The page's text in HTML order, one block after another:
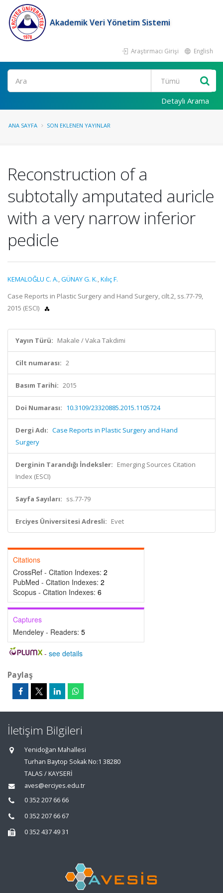
Akademik Veri Yönetim Sistemi
Araştırmacı Girişi English
Ara
Detaylı Arama
ANA SAYFA SON EKLENEN YAYINLAR
Reconstruction of a
subtotally amputated auricle
with a very narrow inferior
pedicle
KEMALOĞLU C. A.,GÜNAY G. K.,Kılıç F.
Case Reports in Plastic Surgery and Hand Surgery, cilt.2, ss.77-79,
2015 (ESCI)
Yayın Türü: Makale / Vaka Takdimi
Cilt numarası: 2
Basım Tarihi: 2015
Doi Numarası: 10.3109/23320885.2015.1105724
Dergi Adı: Case Reports in Plastic Surgery and Hand
Surgery
Derginin Tarandığı İndeksler: Emerging Sources Citation
Index (ESCI)
Sayfa Sayıları: ss.77-79
Erciyes Üniversitesi Adresli: Evet
Citations
CrossRef - Citation Indexes: 2
PubMed - Citation Indexes: 2
Scopus - Citation Indexes: 6
Captures
Mendeley - Readers: 5
- see details
Paylaş
İletişim Bilgileri
Yenidoğan Mahallesi
Turhan Baytop Sokak No:1 38280
TALAS / KAYSERİ
aves@erciyes.edu.tr
0 352 207 66 66
0 352 207 66 67
0 352 437 49 31